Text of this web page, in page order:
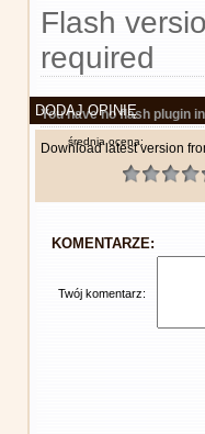
Flash
required
You have no flash plugin
Download latest version
DODAJ OPINIĘ
średnia ocena:
KOMENTARZE:
Twój komentarz: